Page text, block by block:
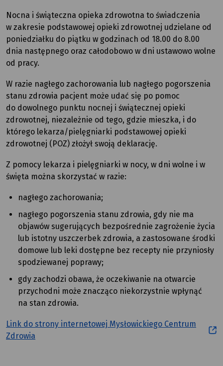
Nocna i świąteczna opieka zdrowotna to świadczenia
w zakresie podstawowej opieki zdrowotnej udzielane od
poniedziałku do piątku w godzinach od 18.00 do 8.00
dnia następnego oraz całodobowo w dni ustawowo wolne
od pracy.
W razie nagłego zachorowania lub nagłego pogorszenia
stanu zdrowia pacjent może udać się po pomoc
do dowolnego punktu nocnej i świątecznej opieki
zdrowotnej, niezależnie od tego, gdzie mieszka, i do
którego lekarza/pielęgniarki podstawowej opieki
zdrowotnej (POZ) złożył swoją deklarację.
Z pomocy lekarza i pielęgniarki w nocy, w dni wolne i w
święta można skorzystać w razie:
nagłego zachorowania;
nagłego pogorszenia stanu zdrowia, gdy nie ma
objawów sugerujących bezpośrednie zagrożenie życia
lub istotny uszczerbek zdrowia, a zastosowane środki
domowe lub leki dostępne bez recepty nie przyniosły
spodziewanej poprawy;
gdy zachodzi obawa, że oczekiwanie na otwarcie
przychodni może znacząco niekorzystnie wpłynąć
na stan zdrowia.
Link do strony internetowej Mysłowickiego Centrum
Zdrowia